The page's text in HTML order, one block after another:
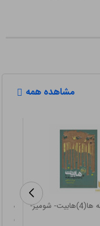
مشاهده همه
ارباب حلقه ها(4)هابیت- شومیز-